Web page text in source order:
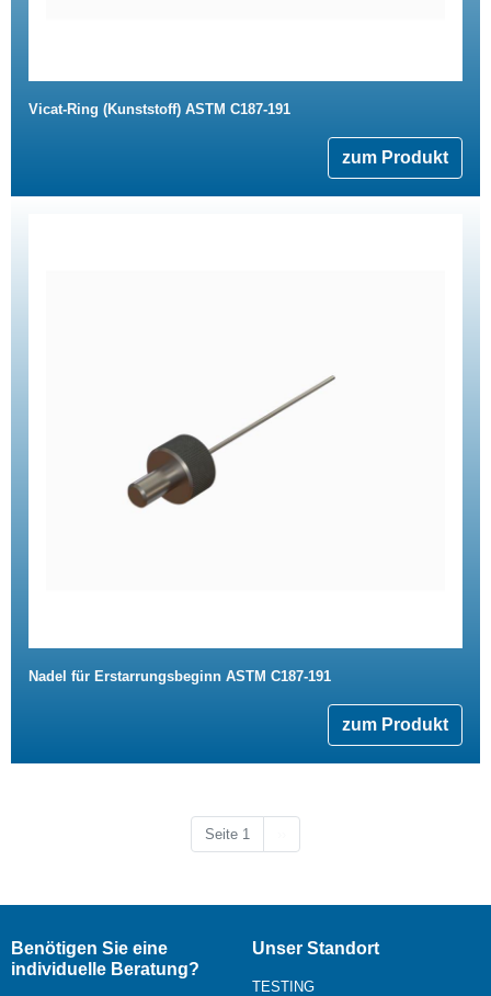
Vicat-Ring (Kunststoff) ASTM C187-191
zum Produkt
Nadel für Erstarrungsbeginn ASTM C187-191
zum Produkt
Seite 1
Benötigen Sie eine
individuelle Beratung?
Unser Standort
TESTING